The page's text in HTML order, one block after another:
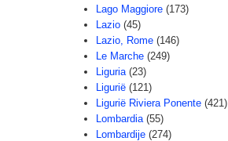
Lago Maggiore (173)
Lazio (45)
Lazio, Rome (146)
Le Marche (249)
Liguria (23)
Ligurië (121)
Ligurië Riviera Ponente (421)
Lombardia (55)
Lombardije (274)